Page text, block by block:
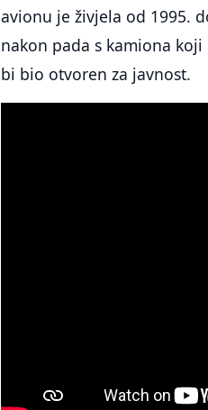
avionu je živjela od 1995.
nakon pada s kamiona
bi bio otvoren za javnost.